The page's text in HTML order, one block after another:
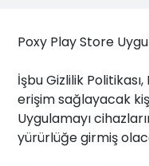
Poxy Play Store
İşbu Gizlilik
erişim sağlayacak
Uygulamayı
yürürlüğe girmiş